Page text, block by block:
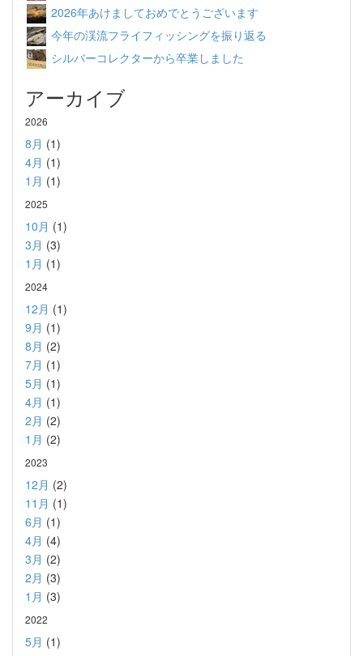
2026年あけましておめでとうございます
今年の渓流フライフィッシングを振り返る
シルバーコレクターから卒業しました
アーカイブ
2026
8月 (1)
4月 (1)
1月 (1)
2025
10月 (1)
3月 (3)
1月 (1)
2024
12月 (1)
9月 (1)
8月 (2)
7月 (1)
5月 (1)
4月 (1)
2月 (2)
1月 (2)
2023
12月 (2)
11月 (1)
6月 (1)
4月 (4)
3月 (2)
2月 (3)
1月 (3)
2022
5月 (1)